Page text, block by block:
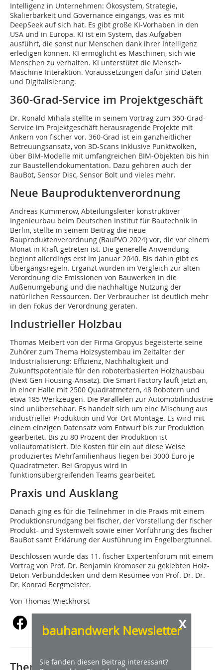
Intelligenz in Unternehmen: Ökosystem, Strategie,
Skalierbarkeit und Governance eingangs, was es mit
DeepSeek auf sich hat. Es gibt große KI-Vorhaben in den
USA und in Europa. KI ist ein System, das Aufgaben
ausführt, die sonst nur Menschen dank ihrer Intelligenz
erledigen können. KI ermöglicht es Maschinen, sich wie
Menschen zu verhalten. KI unterstützt die Mensch-
Maschine-Interaktion. Voraussetzungen dafür sind Daten
und Digitalisierung.
360-Grad-Service im Projektgeschäft
Dr. Ronald Mihala stellte in seinem Vortrag zum 360-Grad-
Service im Projektgeschäft herausragende Projekte mit
Ankern von fischer vor. 360-Grad ist ein ganzheitlicher
Betreuungsansatz, von 3D-Scans inklusive Punktwolken,
über BIM-Modelle mit umfangreichen BIM-Objekten bis hin
zur Baustellendokumentation. Dazu gehören auch der
BauBot, Sensor Disc, Sensor Bolt und vieles mehr.
Neue Bauproduktenverordnung
Andreas Kummerow, Abteilungsleiter konstruktiver
Ingenieurbau beim Deutschen Institut für Bautechnik in
Berlin, stellte in seinem Beitrag die neue
Bauproduktenverordnung (BauPVO 2024) vor, die vor einem
Monat in Kraft getreten ist. Die generelle Anwendung
beginnt allerdings erst im Januar 2040. Bis dahin gibt es
Übergangsregeln. Ergänzt wurden im Vergleich zur alten
Verordnung die Emissionen von Bauwerken in die
Außenumgebung und die nachhaltige Nutzung der
natürlichen Ressourcen. Der Verbraucher ist deutlich mehr
in den Fokus der Verordnung geraten.
Industrieller Holzbau
Thomas Meibert von der Firma Gropyus begeisterte seine
Zuhörer zum Thema Holzsystembau im Zeitalter der
Industrialisierung: Effizienz, Nachhaltigkeit und
Zukunftspotentiale für den roboterbasierten Holzhausbau
(Next Gen Housing-Ansatz). Die Smart Factory läuft jetzt an,
in einer Halle mit 2500 Quadratmetern, 48 Robotern und
etwa 185 Werkzeugen. Die Parallelen zur Automobilindustrie
sind unübersehbar. Es handelt sich um eine Mischung aus
industrieller Produktion und Vor-Ort-Montage. Es wird mit
einem einzigen Datensatz vom Entwurf bis zur Produktion
gearbeitet. Bis zu 80 Prozent der Produktion ist
vollautomatisiert. Die Kosten für ein auf diese Weise
produziertes Mehrfamilienhaus liegen bei 3000 Euro je
Quadratmeter. Bei Gropyus wird in
funktionsübergreifenden Teams gearbeitet.
Praxis und Ausklang
Danach ging es für die Teilnehmer in die Praxis mit einem
Produktionsrundgang bei fischer, der Vorstellung der fischer
Produkt- und Systemwelt sowie einer Vorführung des fischer
BauBot samt Erklärung der Ausführung im Engelbergtunnel.
Beschlossen wurde das 11. fischer Expertenforum mit einem
Vortrag von Prof. Dr. Benjamin Kromoser zu geklebten Holz-
Beton-Verbunddecken und dem Resümee von Prof. Dr. Dr.
Dr. Konrad Bergmeister.
Von Thomas Wieckhorst
x
bauhandwerk Newsletter
Sie fanden diesen Beitrag interessant?
Thematisch passende Artikel: